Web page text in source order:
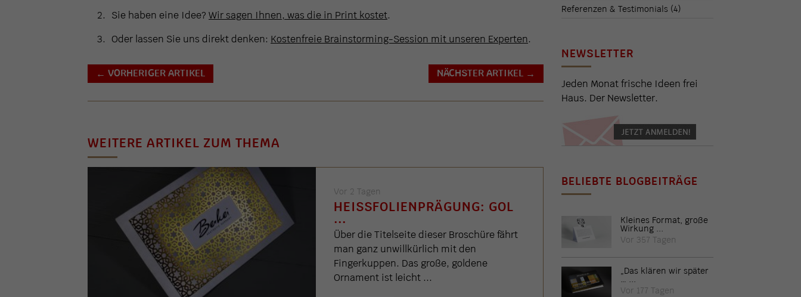
Sie haben eine Idee? Wir sagen Ihnen, was die in Print kostet.
Oder lassen Sie uns direkt denken: Kostenfreie Brainstorming-Session mit unseren Experten.
← VORHERIGER ARTIKEL NÄCHSTER ARTIKEL →
WEITERE ARTIKEL ZUM THEMA
Vor 2 Tagen
HEISSFOLIENPRÄGUNG: GOL .
..
Über die Titelseite dieser Broschüre fährt
man ganz unwillkürlich mit den
Fingerkuppen. Das große, goldene
Ornament ist leicht ...
Referenzen & Testimonials (4)
NEWSLETTER
Jeden Monat frische Ideen frei
Haus. Der Newsletter.
BELIEBTE BLOGBEITRÄGE
Kleines Format, große
Wirkung ...
Vor 357 Tagen
„Das klären wir später
… ...
Vor 177 Tagen